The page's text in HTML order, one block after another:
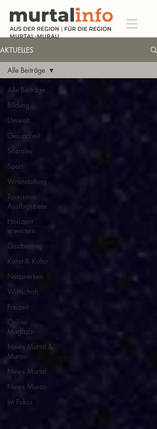
AKTUELLES
Alle Beiträge
Bildung
Umwelt
Gesundheit
Soziales
Sport
Veranstaltung
Tourismus
Ausflugsziele
Horizont
erweitern
Gastbeitrag
Kunst & Kultur
Netzwerken
Wirtschaft
Freizeit
Online-
Magazin
News Murtal &
Murau
News Murtal
News Murau
Im Fokus
Alle Beiträge